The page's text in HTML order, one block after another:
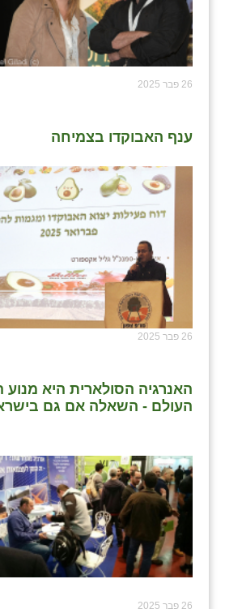
26 פבר 2025
ענף האבוקדו בצמיחה
26 פבר 2025
האנרגיה הסולארית היא
העולם - השאלה אם גם
26 פבר 2025